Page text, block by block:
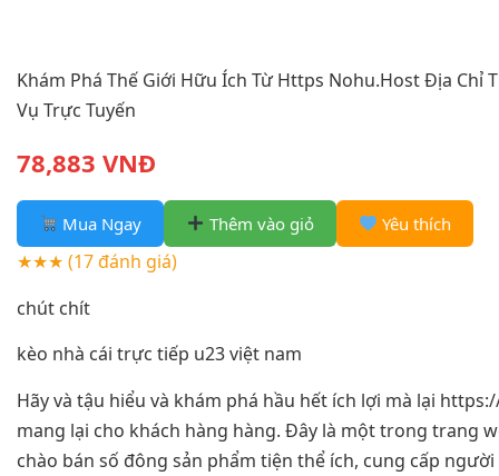
Khám Phá Thế Giới Hữu Ích Từ Https Nohu.Host Địa Chỉ
Vụ Trực Tuyến
78,883 VNĐ
Mua Ngay Thêm vào giỏ Yêu thích
★★★ (17 đánh giá)
chút chít
kèo nhà cái trực tiếp u23 việt nam
Hãy và tậu hiểu và khám phá hầu hết ích lợi mà lại
mang lại cho khách hàng hàng. Đây là một trong trang
chào bán số đông sản phẩm tiện thể ích, cung cấp